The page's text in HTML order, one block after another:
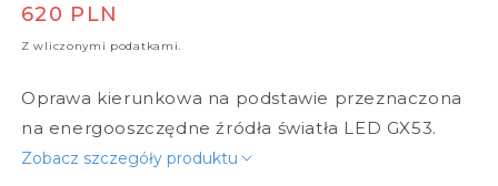
Cena regularna
620 PLN
Z wliczonymi podatkami.
Oprawa kierunkowa na podstawie przeznaczona
na energooszczędne źródła światła LED GX53.
Zobacz szczegóły produktu